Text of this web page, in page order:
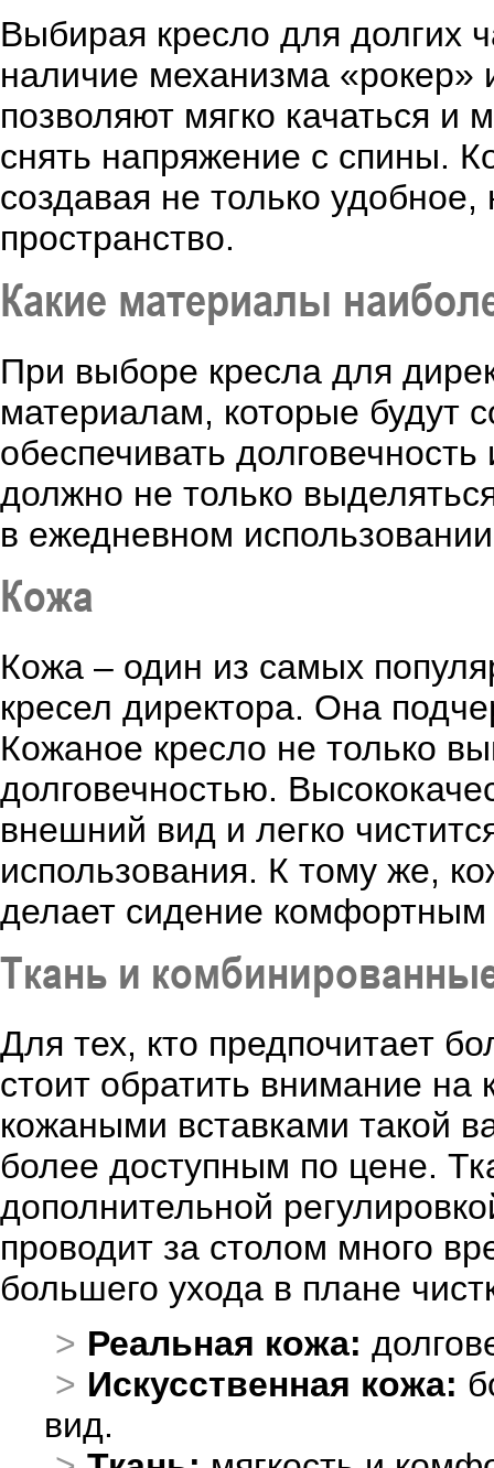
Выбирая кресло для долгих
наличие механизма «рокер»
позволяют мягко качаться и
снять напряжение с спины.
создавая не только
пространство.
Какие материалы
При выборе кресла для
материалам, которые будут
обеспечивать
должно не только
в ежедневном
Кожа
Кожа – один из самых
кресел директора. Она
Кожаное кресло не только
долговечностью.
внешний вид и легко
использования. К тому же,
делает сидение
Ткань и
Для тех, кто предпочитает
стоит обратить внимание на
кожаными вставками такой
более доступным по цене.
дополнительной
проводит за столом много
большего ухода в плане
Реальная кожа:
Искусственная кожа:
вид.